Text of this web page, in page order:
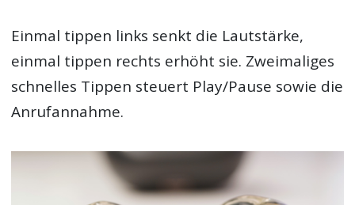
Einmal tippen links senkt die Lautstärke,
einmal tippen rechts erhöht sie. Zweimaliges
schnelles Tippen steuert Play/Pause sowie die
Anrufannahme.